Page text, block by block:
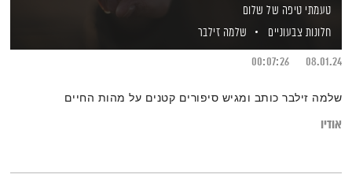
טעמתי טיפה של שלום
חלונות צבעוניים
שלמה זילבר
08.01.24
00:07:26
שלמה זילבר כותב ומגיש סיפורים קטנים על מהות החיים
אודיו